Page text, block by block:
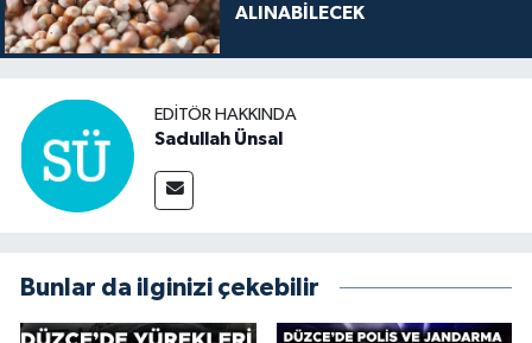
ALINABİLECEK
EDITÖR HAKKINDA
Sadullah Ünsal
Bunlar da ilginizi çekebilir